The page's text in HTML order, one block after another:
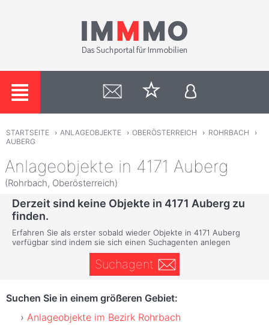
STARTSEITE › ANLAGEOBJEKTE › OBERÖSTERREICH › ROHRBACH
›
AUBERG
Anlageobjekte in 4171 Auberg
(Rohrbach, Oberösterreich)
Derzeit sind keine Objekte in 4171 Auberg zu
finden.
Erfahren Sie als erster sobald wieder Objekte in 4171 Auberg
verfügbar sind indem sie sich einen Suchagenten anlegen
Suchagent
Suchen Sie in einem größeren Gebiet:
Anlageobjekte im Bezirk Rohrbach